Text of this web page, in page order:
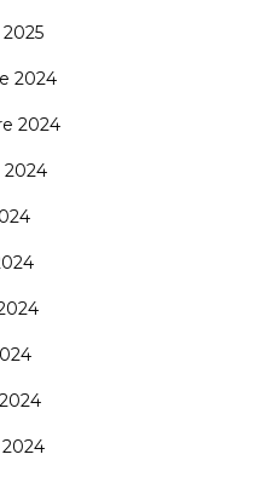
2024
2024
2024